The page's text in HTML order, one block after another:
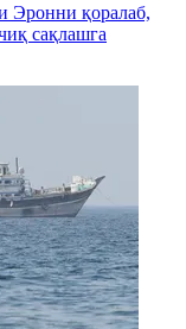
Эронни қоралаб,
сақлашга